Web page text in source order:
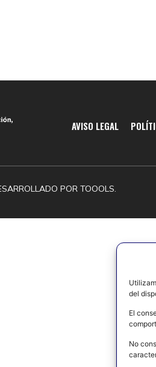
del
El
No
AVISO LEGAL
POR TOOOLS.